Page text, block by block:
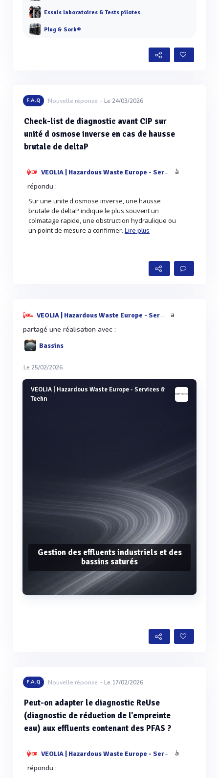
Essais laboratoires & Tests pilotes
Plug & Sorb®
F.A.Q Nouvelle réponse - Le 24/03/2026
Check-list de diagnostic avant CIP sur
unité d osmose inverse en cas de hausse
brutale de deltaP
VEOLIA | Hazardous Waste Europe - Services & Techn
à
répondu :
Sur une unite d osmose inverse, une hausse
brutale de deltaP indique le plus souvent un
colmatage rapide, une obstruction hydraulique ou
un point de mesure a confirmer. Lire plus
VEOLIA | Hazardous Waste Europe - Services & Techn
a
partagé une réalisation avec :
Bassins
Le 25/02/2026
VEOLIA | Hazardous Waste Europe - Services &
Techn
Gestion des effluents industriels et des
bassins saturés
F.A.Q Nouvelle réponse - Le 17/02/2026
Peut-on adapter le diagnostic ReUse
(diagnostic de réduction de l'empreinte
eau) aux effluents contenant des PFAS ?
VEOLIA | Hazardous Waste Europe - Services & Techn
à
répondu :